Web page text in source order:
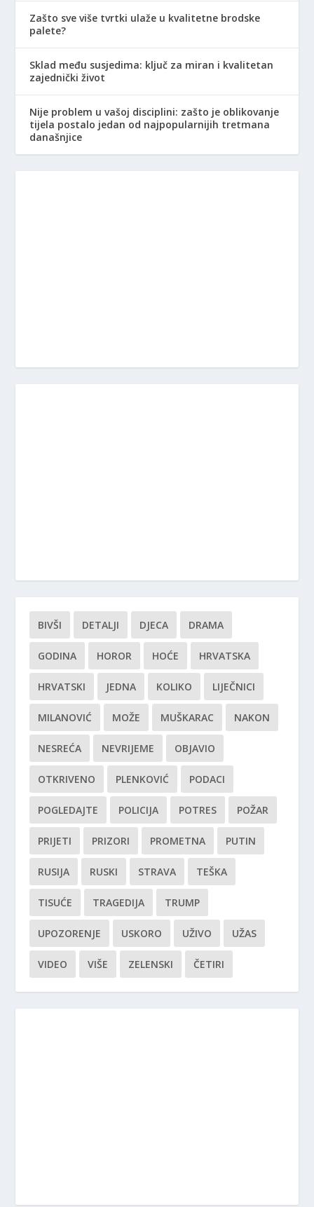
Zašto sve više tvrtki ulaže u kvalitetne brodske
palete?
Sklad među susjedima: ključ za miran i kvalitetan
zajednički život
Nije problem u vašoj disciplini: zašto je oblikovanje
tijela postalo jedan od najpopularnijih tretmana
današnjice
BIVŠI DETALJI DJECA DRAMA
GODINA HOROR HOĆE HRVATSKA
HRVATSKI JEDNA KOLIKO LIJEČNICI
MILANOVIĆ MOŽE MUŠKARAC NAKON
NESREĆA NEVRIJEME OBJAVIO
OTKRIVENO PLENKOVIĆ PODACI
POGLEDAJTE POLICIJA POTRES POŽAR
PRIJETI PRIZORI PROMETNA PUTIN
RUSIJA RUSKI STRAVA TEŠKA
TISUĆE TRAGEDIJA TRUMP
UPOZORENJE USKORO UŽIVO UŽAS
VIDEO VIŠE ZELENSKI ČETIRI